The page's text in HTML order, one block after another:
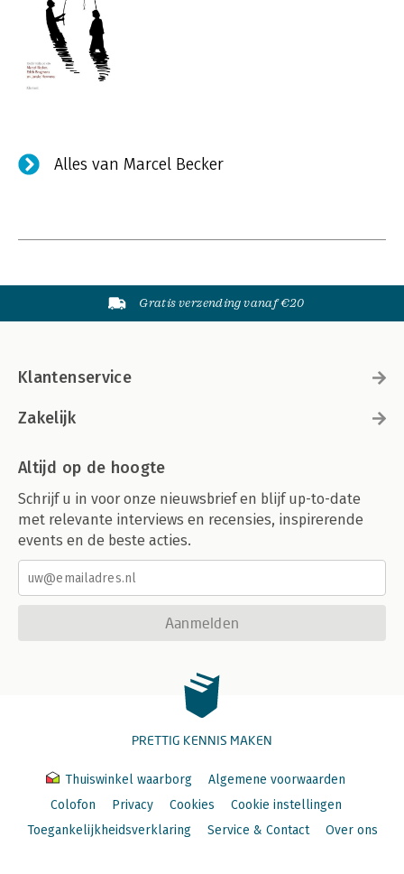
Alles van Marcel Becker
Gratis verzending vanaf €20
Klantenservice
Zakelijk
Altijd op de hoogte
Schrijf u in voor onze nieuwsbrief en blijf up-to-date
met relevante interviews en recensies, inspirerende
events en de beste acties.
Aanmelden
PRETTIG KENNIS MAKEN
Thuiswinkel waarborg
Algemene voorwaarden
Colofon
Privacy Cookies
Cookie instellingen
Toegankelijkheidsverklaring
Service & Contact Over ons